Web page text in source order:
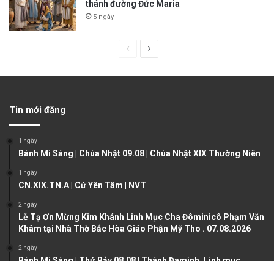
thánh đường Đức Maria
5 ngày
u
p
g
g
Tin mới đăng
1 ngày
Bánh Mì Sáng | Chúa Nhật 09.08 | Chúa Nhật XIX Thường Niên
1 ngày
CN.XIX.TN.A | Cứ Yên Tâm | NVT
2 ngày
Lễ Tạ Ơn Mừng Kim Khánh Linh Mục Cha Đôminicô Phạm Văn
Khâm tại Nhà Thờ Bắc Hòa Giáo Phận Mỹ Tho . 07.08.2026
2 ngày